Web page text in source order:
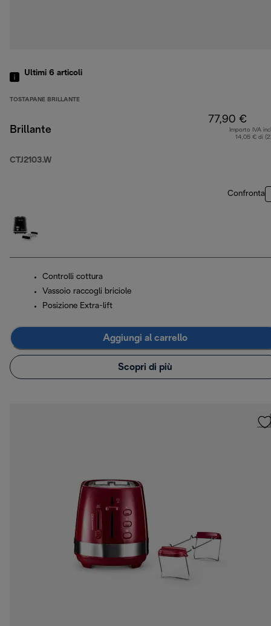
Ultimi 6 articoli
TOSTAPANE BRILLANTE
Brillante
CTJ2103.W
77,90 €
Importo IVA
14,05 € di
Confronta
Controlli cottura
Vassoio raccogli briciole
Posizione Extra-lift
Aggiungi al carrello
Scopri di più